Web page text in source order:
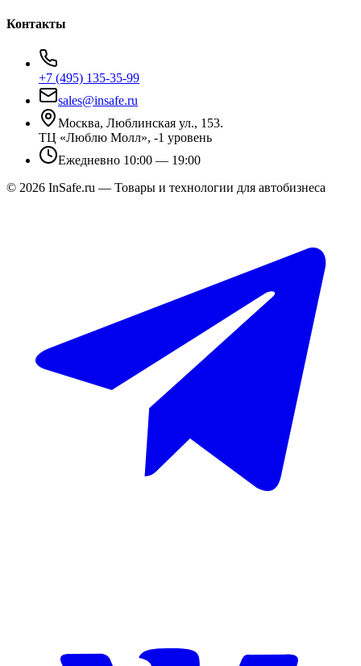
Контакты
+7 (495) 135-35-99
sales@insafe.ru
Москва, Люблинская ул., 153.
ТЦ «Люблю Молл», -1 уровень
Ежедневно 10:00 — 19:00
© 2026 InSafe.ru — Товары и технологии для автобизнеса